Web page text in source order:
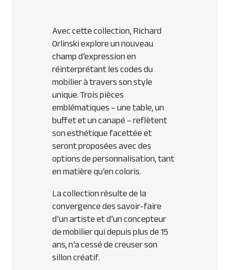
Avec cette collection, Richard
Orlinski explore un nouveau
champ d’expression en
réinterprétant les codes du
mobilier à travers son style
unique. Trois pièces
emblématiques – une table, un
buffet et un canapé – reflètent
son esthétique facettée et
seront proposées avec des
options de personnalisation, tant
en matière qu’en coloris.
La collection résulte de la
convergence des savoir-faire
d’un artiste et d’un concepteur
de mobilier qui depuis plus de 15
ans, n’a cessé de creuser son
sillon créatif.